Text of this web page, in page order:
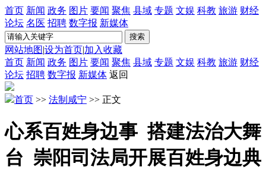
首页 新闻 政务 图片 要闻 聚焦 县域 专题 文娱 科教 旅游 财经
论坛 名医 招聘 数字报 新媒体
网站地图|设为首页|加入收藏
首页 新闻 政务 图片 要闻 聚焦 县域 专题 文娱 科教 旅游 财经
论坛 招聘 数字报 新媒体 返回
首页 >> 法制咸宁 >> 正文
心系百姓身边事 搭建法治大舞
台 崇阳司法局开展百姓身边典